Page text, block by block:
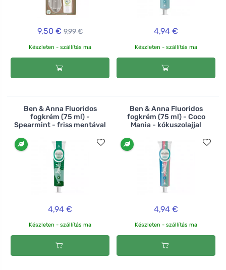
9,50 € 9,99 €
Készleten - szállítás ma
4,94 €
Készleten - szállítás ma
Ben & Anna Fluoridos
fogkrém (75 ml) -
Spearmint - friss mentával
4,94 €
Készleten - szállítás ma
Ben & Anna Fluoridos
fogkrém (75 ml) - Coco
Mania - kókuszolajjal
4,94 €
Készleten - szállítás ma